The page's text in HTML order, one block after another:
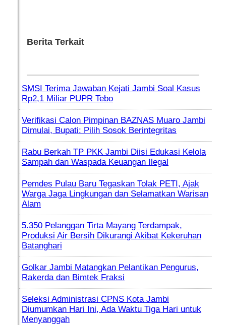
Berita Terkait
SMSI Terima Jawaban Kejati Jambi Soal Kasus
Rp2,1 Miliar PUPR Tebo
Verifikasi Calon Pimpinan BAZNAS Muaro Jambi
Dimulai, Bupati: Pilih Sosok Berintegritas
Rabu Berkah TP PKK Jambi Diisi Edukasi Kelola
Sampah dan Waspada Keuangan Ilegal
Pemdes Pulau Baru Tegaskan Tolak PETI, Ajak
Warga Jaga Lingkungan dan Selamatkan Warisan
Alam
5.350 Pelanggan Tirta Mayang Terdampak,
Produksi Air Bersih Dikurangi Akibat Kekeruhan
Batanghari
Golkar Jambi Matangkan Pelantikan Pengurus,
Rakerda dan Bimtek Fraksi
Seleksi Administrasi CPNS Kota Jambi
Diumumkan Hari Ini, Ada Waktu Tiga Hari untuk
Menyanggah